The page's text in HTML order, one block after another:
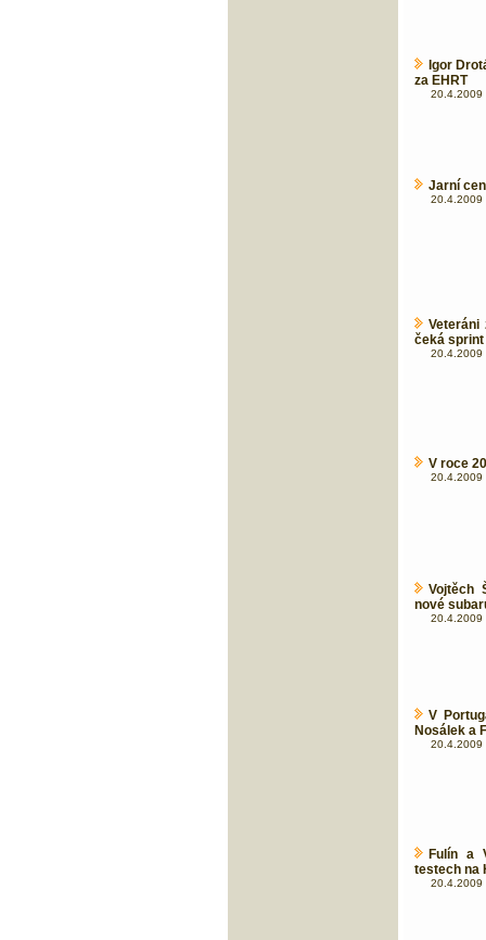
Igor
za EHRT
20.4.2009
Jarní
20.4.2009
Veteráni
čeká sprint
20.4.2009
V roce
20.4.2009
Vojtěch
nové
20.4.2009
V
Nosálek a
20.4.2009
Fulín a
testech na
20.4.2009